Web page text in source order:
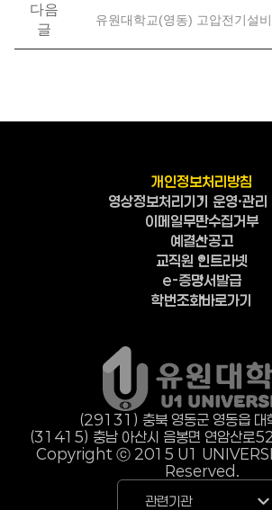
다음
글
유원대학교(영동) 고압전기설
개인정보처리방침
영상정보처리기기 운영·관리
이메일무단수집거부
예결산공고
교직원 인트라넷
e-증명서발급
학번조회바로가기
(29131) 충북 영동군 영동읍
(31415) 충남 아산시 음봉면 연암산로
Copyright ⓒ 2015 U1
Reserved.
관련기관